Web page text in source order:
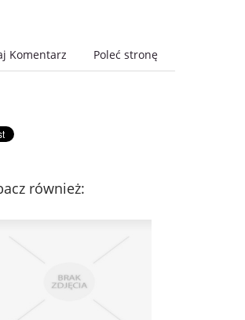
Komentarz Poleć stronę
również: